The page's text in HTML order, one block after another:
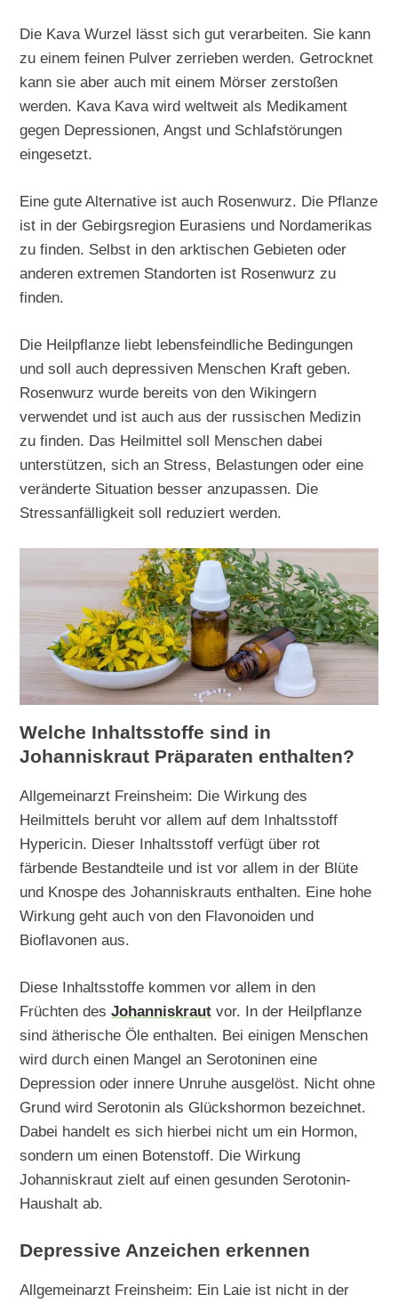
Die Kava Wurzel lässt sich gut verarbeiten. Sie kann
zu einem feinen Pulver zerrieben werden. Getrocknet
kann sie aber auch mit einem Mörser zerstoßen
werden. Kava Kava wird weltweit als Medikament
gegen Depressionen, Angst und Schlafstörungen
eingesetzt.
Eine gute Alternative ist auch Rosenwurz. Die Pflanze
ist in der Gebirgsregion Eurasiens und Nordamerikas
zu finden. Selbst in den arktischen Gebieten oder
anderen extremen Standorten ist Rosenwurz zu
finden.
Die Heilpflanze liebt lebensfeindliche Bedingungen
und soll auch depressiven Menschen Kraft geben.
Rosenwurz wurde bereits von den Wikingern
verwendet und ist auch aus der russischen Medizin
zu finden. Das Heilmittel soll Menschen dabei
unterstützen, sich an Stress, Belastungen oder eine
veränderte Situation besser anzupassen. Die
Stressanfälligkeit soll reduziert werden.
Welche Inhaltsstoffe sind in
Johanniskraut Präparaten enthalten?
Allgemeinarzt Freinsheim: Die Wirkung des
Heilmittels beruht vor allem auf dem Inhaltsstoff
Hypericin. Dieser Inhaltsstoff verfügt über rot
färbende Bestandteile und ist vor allem in der Blüte
und Knospe des Johanniskrauts enthalten. Eine hohe
Wirkung geht auch von den Flavonoiden und
Bioflavonen aus.
Diese Inhaltsstoffe kommen vor allem in den
Früchten desJohanniskraut vor. In der Heilpflanze
sind ätherische Öle enthalten. Bei einigen Menschen
wird durch einen Mangel an Serotoninen eine
Depression oder innere Unruhe ausgelöst. Nicht ohne
Grund wird Serotonin als Glückshormon bezeichnet.
Dabei handelt es sich hierbei nicht um ein Hormon,
sondern um einen Botenstoff. Die Wirkung
Johanniskraut zielt auf einen gesunden Serotonin-
Haushalt ab.
Depressive Anzeichen erkennen
Allgemeinarzt Freinsheim: Ein Laie ist nicht in der